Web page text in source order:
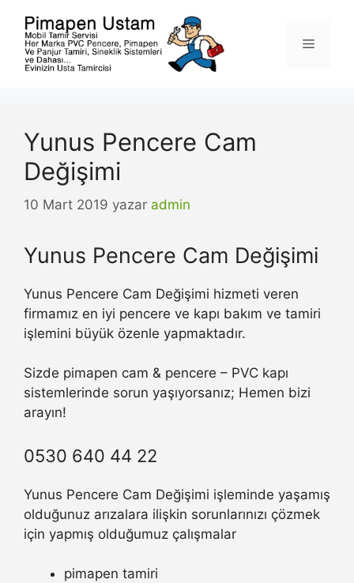
Menü
Yunus Pencere Cam
Değişimi
10 Mart 2019 yazar admin
Yunus Pencere Cam Değişimi
Yunus Pencere Cam Değişimi hizmeti veren
firmamız en iyi pencere ve kapı bakım ve tamiri
işlemini büyük özenle yapmaktadır.
Sizde pimapen cam & pencere – PVC kapı
sistemlerinde sorun yaşıyorsanız; Hemen bizi
arayın!
0530 640 44 22
Yunus Pencere Cam Değişimi işleminde yaşamış
olduğunuz arızalara ilişkin sorunlarınızı çözmek
için yapmış olduğumuz çalışmalar
pimapen tamiri